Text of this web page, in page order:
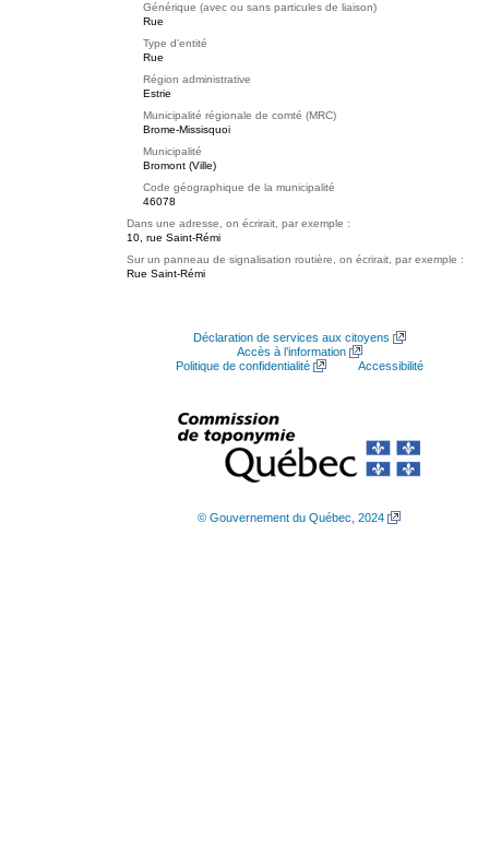
Générique (avec ou sans particules de liaison)
Rue
Type d'entité
Rue
Région administrative
Estrie
Municipalité régionale de comté (MRC)
Brome-Missisquoi
Municipalité
Bromont (Ville)
Code géographique de la municipalité
46078
Dans une adresse, on écrirait, par exemple :
10, rue Saint-Rémi
Sur un panneau de signalisation routière, on écrirait, par exemple :
Rue Saint-Rémi
Déclaration de services aux citoyens
Accès à l’information
Politique de confidentialité
Accessibilité
© Gouvernement du Québec, 2024